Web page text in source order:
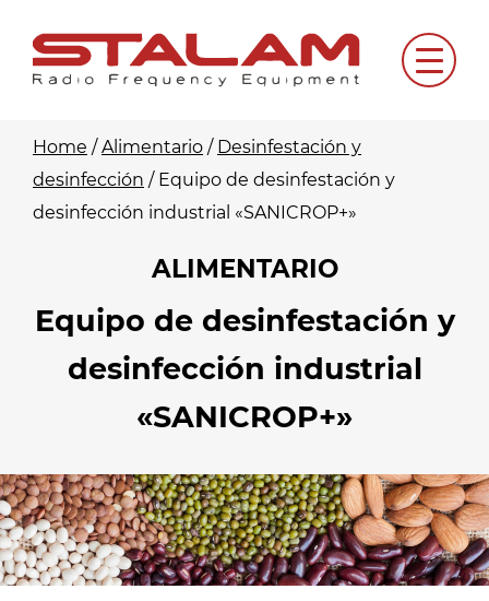
content
Menu
Home /Alimentario / Desinfestación y
desinfección / Equipo de desinfestación y
desinfección industrial «SANICROP+»
ALIMENTARIO
Equipo de desinfestación y
desinfección industrial
«SANICROP+»